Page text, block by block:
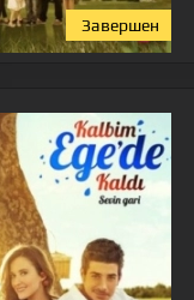
Завершен